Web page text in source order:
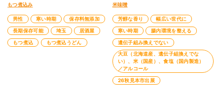
もつ煮込み
男性 寒い時期
保存料無添加
長期保存可能
埼玉
居酒屋
もつ煮込
もつ煮込うどん
米味噌
芳醇な香り
幅広い世代に
寒い時期
腸内環境を整える
遺伝子組み換えでない
大豆（北海道産、遺伝子組換えでな
い）、米（国産）、食塩（国内製造）
／アルコール
26秋見本市出展